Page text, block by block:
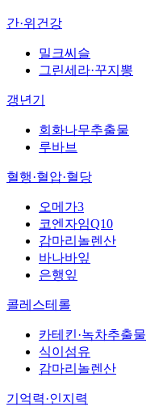
간·위건강
밀크씨슬
그린세라·꾸지뽕
갱년기
회화나무추출물
루바브
혈행·혈압·혈당
오메가3
코엔자임Q10
감마리놀렌산
바나바잎
은행잎
콜레스테롤
카테킨·녹차추출물
식이섬유
감마리놀렌산
기억력·인지력